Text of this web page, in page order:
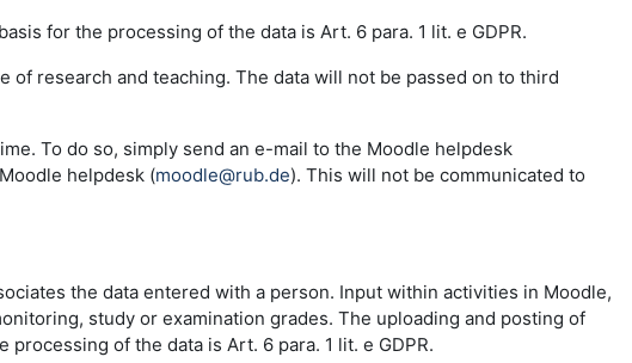
for the processing of the data is Art. 6 para. 1 lit. e GDPR.
research and teaching. The data will not be passed on to third
To do so, simply send an e-mail to the Moodle helpdesk
helpdesk (moodle@rub.de). This will not be communicated to
the data entered with a person. Input within activities in Moodle,
study or examination grades. The uploading and posting of
of the data is Art. 6 para. 1 lit. e GDPR.